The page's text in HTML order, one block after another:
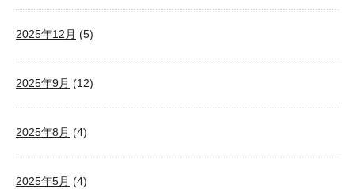
2025年12月 (5)
2025年9月 (12)
2025年8月 (4)
2025年5月 (4)